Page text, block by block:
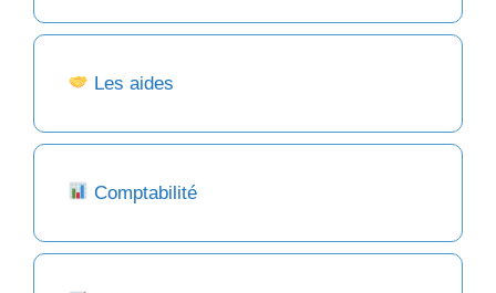
Les aides
Comptabilité